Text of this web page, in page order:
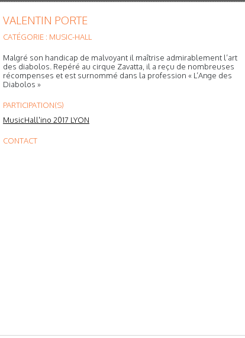
VALENTIN PORTE
CATÉGORIE : MUSIC-HALL
Malgré son handicap de malvoyant il maîtrise admirablement l’art
des diabolos. Repéré au cirque Zavatta, il a reçu de nombreuses
récompenses et est surnommé dans la profession « L’Ange des
Diabolos »
PARTICIPATION(S)
MusicHall'ino 2017 LYON
CONTACT